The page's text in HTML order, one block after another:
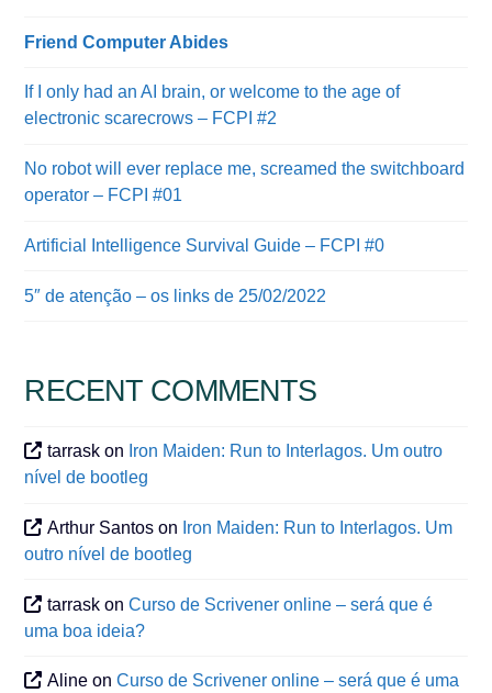
Friend Computer Abides
If I only had an AI brain, or welcome to the age of
electronic scarecrows – FCPI #2
No robot will ever replace me, screamed the switchboard
operator – FCPI #01
Artificial Intelligence Survival Guide – FCPI #0
5″ de atenção – os links de 25/02/2022
RECENT COMMENTS
tarrask on Iron Maiden: Run to Interlagos. Um outro
nível de bootleg
Arthur Santos on Iron Maiden: Run to Interlagos. Um
outro nível de bootleg
tarrask onCurso de Scrivener online – será que é
uma boa ideia?
Aline onCurso de Scrivener online – será que é uma